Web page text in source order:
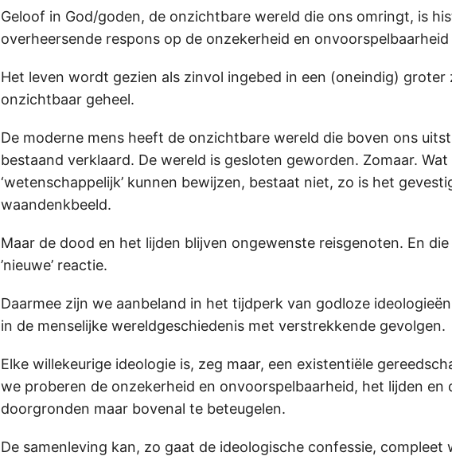
Geloof in God/goden, de onzichtbare wereld die ons omringt, is
overheersende respons op de onzekerheid en
Het leven wordt gezien als zinvol ingebed in een (oneindig) groter
onzichtbaar geheel.
De moderne mens heeft de onzichtbare wereld die boven ons
bestaand verklaard. De wereld is gesloten geworden. Zomaar.
‘wetenschappelijk’ kunnen bewijzen, bestaat niet, zo is het
waandenkbeeld.
Maar de dood en het lijden blijven ongewenste reisgenoten. En
’nieuwe’ reactie.
Daarmee zijn we aanbeland in het tijdperk van godloze
in de menselijke wereldgeschiedenis met verstrekkende gevolgen.
Elke willekeurige ideologie is, zeg maar, een existentiële
we proberen de onzekerheid en onvoorspelbaarheid, het lijden en
doorgronden maar bovenal te beteugelen.
De samenleving kan, zo gaat de ideologische confessie, compleet